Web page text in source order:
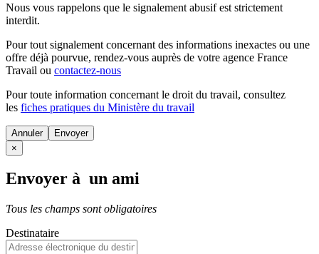
Nous vous rappelons que le signalement abusif est strictement
interdit.
Pour tout signalement concernant des informations inexactes ou une
offre déjà pourvue, rendez-vous auprès de votre agence France
Travail ou contactez-nous
Pour toute information concernant le droit du travail, consultez
les fiches pratiques du Ministère du travail
Annuler
×
Envoyer à un ami
Tous les champs sont obligatoires
Destinataire